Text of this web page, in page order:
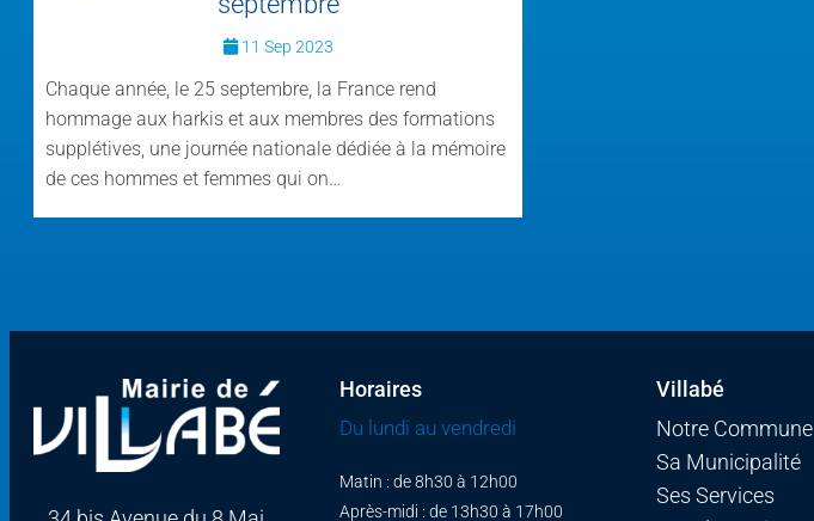
11 Sep 2023
Chaque année, le 25 septembre, la France rend
hommage aux harkis et aux membres des formations
supplétives, une journée nationale dédiée à la mémoire
de ces hommes et femmes qui on…
Horaires
Du lundi au vendredi
Matin : de 8h30 à 12h00
Après-midi : de 13h30 à 17h00
Villabé
Notre Commune
Sa Municipalité
Ses Services